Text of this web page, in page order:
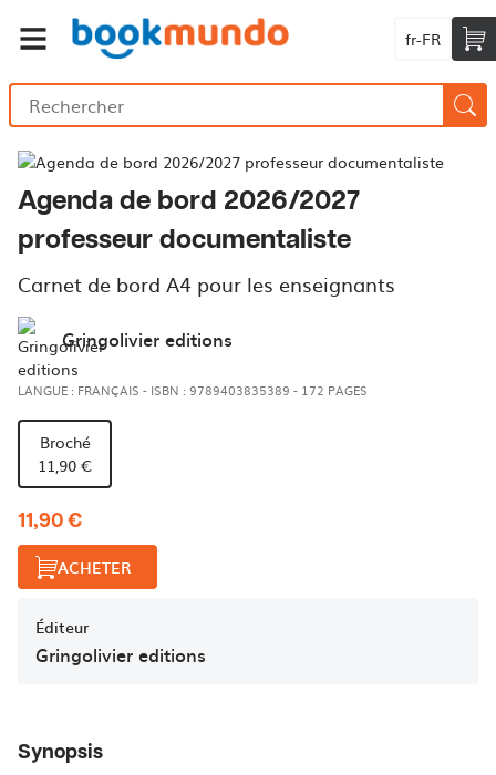
fr-FR
Agenda de bord 2026/2027
professeur documentaliste
Carnet de bord A4 pour les enseignants
Gringolivier editions
LANGUE : FRANÇAIS - ISBN : 9789403835389 - 172 PAGES
Broché
11,90 €
11,90 €
ACHETER
Éditeur
Gringolivier editions
Synopsis